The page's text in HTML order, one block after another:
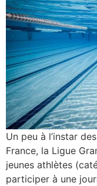
Un peu à l’instar
France, la Ligue
jeunes athlètes
participer à une